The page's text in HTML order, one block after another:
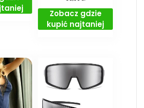
Zobacz gdzie
kupić najtaniej